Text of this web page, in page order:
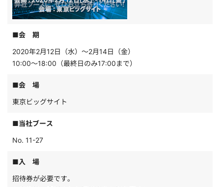
■会 期
2020年2月12日（水）～2月14日（金）
10:00～18:00（最終日のみ17:00まで）
■会 場
東京ビッグサイト
■当社ブース
No. 11-27
■入 場
招待券が必要です。